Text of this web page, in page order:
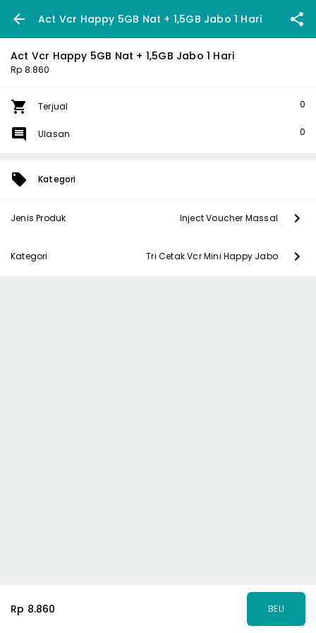
Act Vcr Happy 5GB Nat + 1,5GB Jabo 1 Hari
Act Vcr Happy 5GB Nat + 1,5GB Jabo 1 Hari
Rp 8.860
Terjual 0
Ulasan 0
Kategori
Jenis Produk Inject Voucher Massal
Kategori Tri Cetak Vcr Mini Happy Jabo
Rp 8.860 BELI